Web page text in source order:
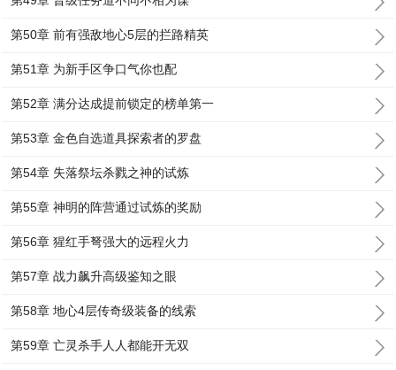
第50章 前有强敌地心5层的拦路精英
第51章 为新手区争口气你也配
第52章 满分达成提前锁定的榜单第一
第53章 金色自选道具探索者的罗盘
第54章 失落祭坛杀戮之神的试炼
第55章 神明的阵营通过试炼的奖励
第56章 猩红手弩强大的远程火力
第57章 战力飙升高级鉴知之眼
第58章 地心4层传奇级装备的线索
第59章 亡灵杀手人人都能开无双